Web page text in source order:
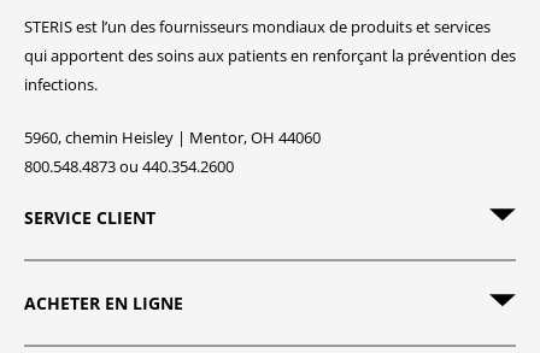
STERIS est l’un des fournisseurs mondiaux de produits et services
qui apportent des soins aux patients en renforçant la prévention des
infections.
5960, chemin Heisley | Mentor, OH 44060
800.548.4873 ou 440.354.2600
SERVICE CLIENT
ACHETER EN LIGNE